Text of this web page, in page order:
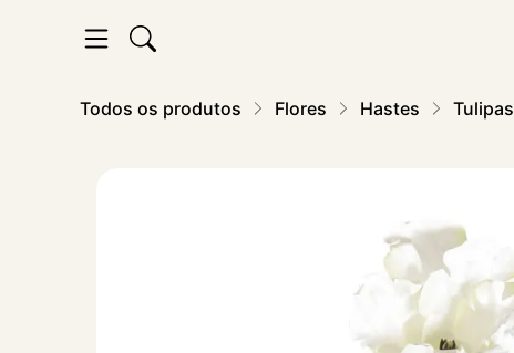
Todos os produtos Flores Hastes Tulipas